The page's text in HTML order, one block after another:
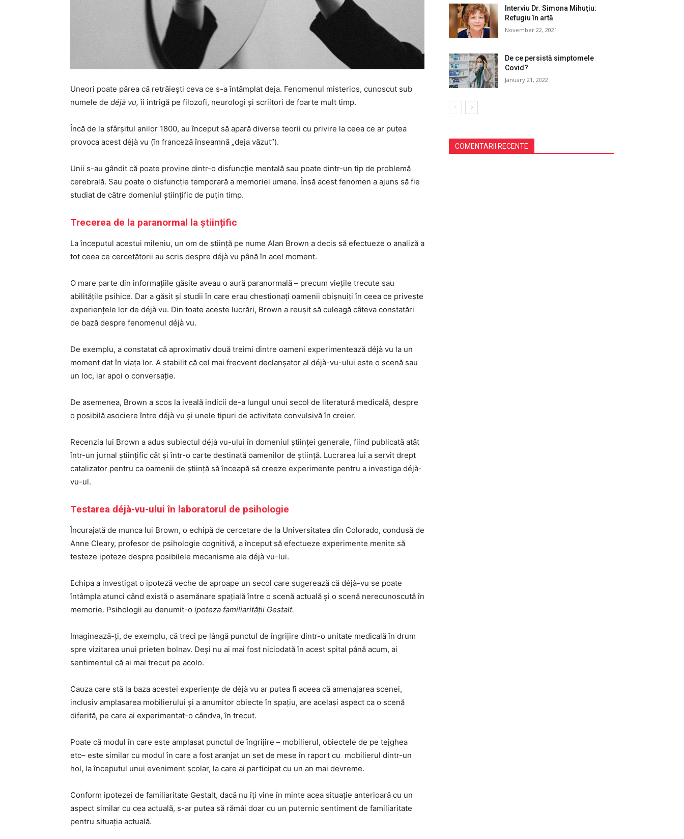
Uneori poate părea că retrăiești ceva ce s-a întâmplat deja. Fenomenul misterios, cunoscut sub
numele de déjà vu, îi intrigă pe filozofi, neurologi și scriitori de foarte mult timp.
Încă de la sfârșitul anilor 1800, au început să apară diverse teorii cu privire la ceea ce ar putea
provoca acest déjà vu (în franceză înseamnă „deja văzut”).
Unii s-au gândit că poate provine dintr-o disfuncție mentală sau poate dintr-un tip de problemă
cerebrală. Sau poate o disfuncție temporară a memoriei umane. Însă acest fenomen a ajuns să fie
studiat de către domeniul științific de puțin timp.
Trecerea de la paranormal la științific
La începutul acestui mileniu, un om de știință pe nume Alan Brown a decis să efectueze o analiză a
tot ceea ce cercetătorii au scris despre déjà vu până în acel moment.
O mare parte din informațiile găsite aveau o aură paranormală – precum viețile trecute sau
abilitățile psihice. Dar a găsit și studii în care erau chestionați oamenii obișnuiți în ceea ce privește
experiențele lor de déjà vu. Din toate aceste lucrări, Brown a reușit să culeagă câteva constatări
de bază despre fenomenul déjà vu.
De exemplu, a constatat că aproximativ două treimi dintre oameni experimentează déjà vu la un
moment dat în viața lor. A stabilit că cel mai frecvent declanșator al déjà-vu-ului este o scenă sau
un loc, iar apoi o conversație.
De asemenea, Brown a scos la iveală indicii de-a lungul unui secol de literatură medicală, despre
o posibilă asociere între déjà vu și unele tipuri de activitate convulsivă în creier.
Recenzia lui Brown a adus subiectul déjà vu-ului în domeniul științei generale, fiind publicată atât
într-un jurnal științific cât și într-o carte destinată oamenilor de știință. Lucrarea lui a servit drept
catalizator pentru ca oamenii de știință să înceapă să creeze experimente pentru a investiga déjà-
vu-ul.
Testarea déjà-vu-ului în laboratorul de psihologie
Încurajată de munca lui Brown, o echipă de cercetare de la Universitatea din Colorado, condusă de
Anne Cleary, profesor de psihologie cognitivă, a început să efectueze experimente menite să
testeze ipoteze despre posibilele mecanisme ale déjà vu-lui.
Echipa a investigat o ipoteză veche de aproape un secol care sugerează că déjà-vu se poate
întâmpla atunci când există o asemănare spațială între o scenă actuală și o scenă nerecunoscută în
memorie. Psihologii au denumit-o ipoteza familiarității Gestalt.
Imaginează-ți, de exemplu, că treci pe lângă punctul de îngrijire dintr-o unitate medicală în drum
spre vizitarea unui prieten bolnav. Deși nu ai mai fost niciodată în acest spital până acum, ai
sentimentul că ai mai trecut pe acolo.
Cauza care stă la baza acestei experiențe de déjà vu ar putea fi aceea că amenajarea scenei,
inclusiv amplasarea mobilierului și a anumitor obiecte în spațiu, are același aspect ca o scenă
diferită, pe care ai experimentat-o cândva, în trecut.
Poate că modul în care este amplasat punctul de îngrijire – mobilierul, obiectele de pe tejghea
etc– este similar cu modul în care a fost aranjat un set de mese în raport cu mobilierul dintr-un
hol, la începutul unui eveniment școlar, la care ai participat cu un an mai devreme.
Conform ipotezei de familiaritate Gestalt, dacă nu îți vine în minte acea situație anterioară cu un
aspect similar cu cea actuală, s-ar putea să rămâi doar cu un puternic sentiment de familiaritate
pentru situația actuală.
Interviu Dr. Simona Mihuţiu:
Refugiu în artă
November 22, 2021
De ce persistă simptomele
Covid?
January 21, 2022
COMENTARII RECENTE